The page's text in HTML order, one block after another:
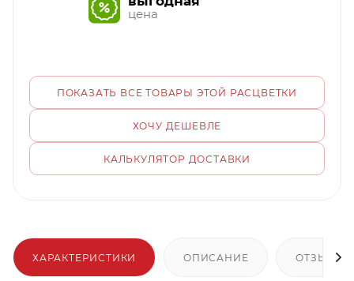
цена
ПОКАЗАТЬ ВСЕ ТОВАРЫ ЭТОЙ РАСЦВЕТКИ
ХОЧУ ДЕШЕВЛЕ
КАЛЬКУЛЯТОР ДОСТАВКИ
ХАРАКТЕРИСТИКИ ОПИСАНИЕ ОТЗЫВЫ